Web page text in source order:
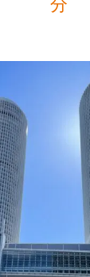
分